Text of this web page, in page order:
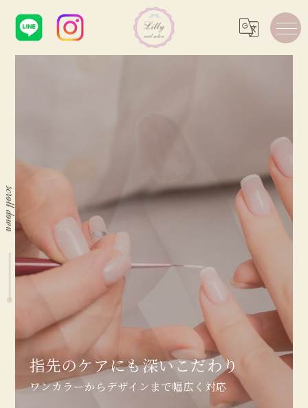
指先のケアにも深いこだわり
ワンカラーからデザインまで幅広く対応
scroll down